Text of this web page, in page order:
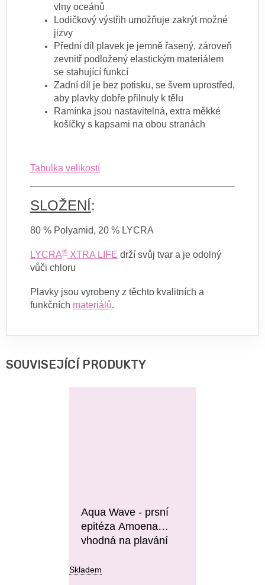
vlny oceánů
Lodičkový výstřih umožňuje zakrýt možné
jizvy
Přední díl plavek je jemně řasený, zároveň
zevnitř podložený elastickým materiálem
se stahující funkcí
Zadní díl je bez potisku, se švem uprostřed,
aby plavky dobře přilnuly k tělu
Ramínka jsou nastavitelná, extra měkké
košíčky s kapsami na obou stranách
Tabulka velikostí
SLOŽENÍ:
80 % Polyamid, 20 % LYCRA
LYCRA® XTRA LIFE drží svůj tvar a je odolný
vůči chloru
Plavky jsou vyrobeny z těchto kvalitních a
funkčních materiálů.
SOUVISEJÍCÍ PRODUKTY
Aqua Wave - prsní
epitéza Amoena
vhodná na plavání
Skladem